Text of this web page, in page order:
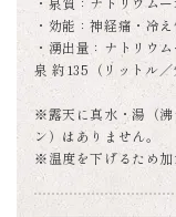
・効能：神経痛・冷
・湧出量：ナトリウ
泉 約135（リットル／
※露天に真水・湯（沸
ン）はありません。
※温度を下げるため加